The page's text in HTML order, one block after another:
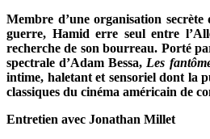
Membre d’une organisation
guerre, Hamid erre seul entre
recherche de son bourreau. Porté
spectrale d’Adam Bessa,Les
intime, haletant et sensoriel dont la
classiques du cinéma américain de
Entretien avec Jonathan Millet